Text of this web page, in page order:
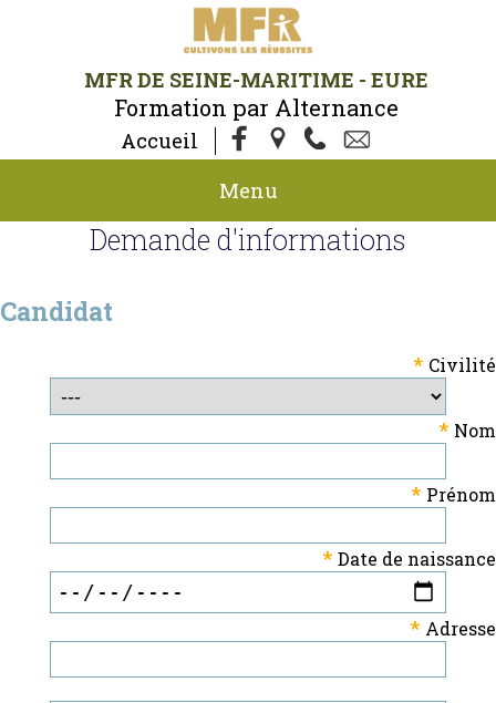
MFR DE SEINE-MARITIME - EURE
Formation par Alternance
Accueil
Menu
Demande d'informations
Candidat
* Civilité
* Nom
* Prénom
* Date de naissance
* Adresse